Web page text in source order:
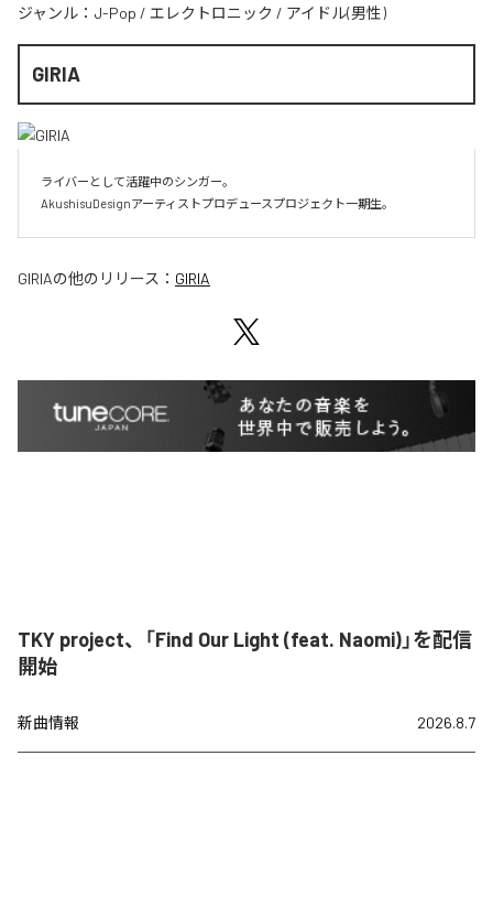
ジャンル： J-Pop / エレクトロニック / アイドル(男性)
GIRIA
ライバーとして活躍中のシンガー。
AkushisuDesignアーティストプロデュースプロジェクト一期生。
GIRIAの他のリリース： GIRIA
TKY project、「Find Our Light (feat. Naomi)」を配信
開始
新曲情報 2026.8.7